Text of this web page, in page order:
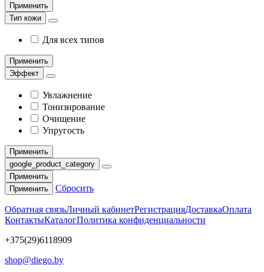
Применить
Тип кожи
Для всех типов
Применить
Эффект
Увлажнение
Тонизирование
Очищение
Упругость
Применить
google_product_category
Применить
Применить
Сбросить
Обратная связьЛичный кабинетРегистрацияДоставкаОплата
КонтактыКаталогПолитика конфиденциальности
+375(29)6118909
shop@diego.by